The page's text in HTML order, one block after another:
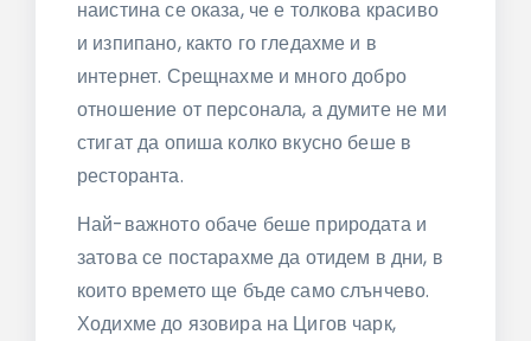
наистина се оказа, че е толкова красиво
и изпипано, както го гледахме и в
интернет. Срещнахме и много добро
отношение от персонала, а думите не ми
стигат да опиша колко вкусно беше в
ресторанта.
Най-важното обаче беше природата и
затова се постарахме да отидем в дни, в
които времето ще бъде само слънчево.
Ходихме до язовира на Цигов чарк,